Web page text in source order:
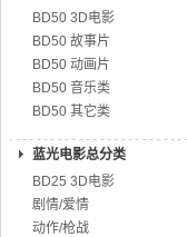
BD50 3D电影
BD50 故事片
BD50 动画片
BD50 音乐类
BD50 其它类
蓝光电影总分类
BD25 3D电影
剧情/爱情
动作/枪战